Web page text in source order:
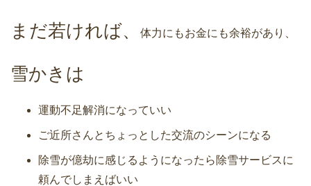
まだ若ければ、 体力にもお金にも余裕があり、
雪かきは
運動不足解消になっていい
ご近所さんとちょっとした交流のシーンになる
除雪が億劫に感じるようになったら除雪サービスに
頼んでしまえばいい